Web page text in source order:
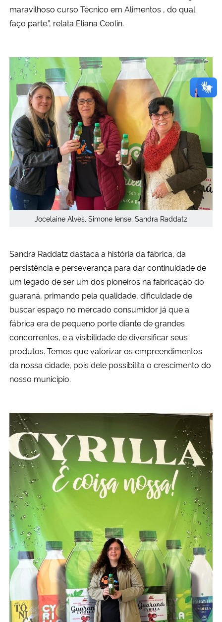
maravilhoso curso Técnico em Alimentos , do qual
faço parte.”, relata Eliana Ceolin.
Jocelaine Alves, Simone Iense, Sandra Raddatz
Sandra Raddatz dastaca a história da fábrica, da
persistência e perseverança para dar continuidade de
um legado de ser um dos pioneiros na fabricação do
guaraná, primando pela qualidade, dificuldade de
buscar espaço no mercado consumidor já que a
fábrica era de pequeno porte diante de grandes
concorrentes, e a visibilidade de diversificar seus
produtos. Temos que valorizar os empreendimentos
da nossa cidade, pois dele possibilita o crescimento do
nosso município.